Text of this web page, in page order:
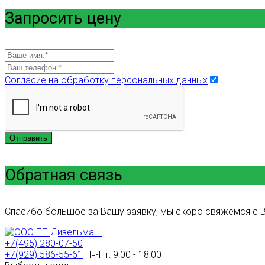
Запросить цену
Согласие на обработку персональных данных
Отправить
Обратная связь
Спасибо большое за Вашу заявку, мы скоро свяжемся с
+7(495) 280-07-50
+7(929) 586-55-61 Пн-Пт: 9:00 - 18:00